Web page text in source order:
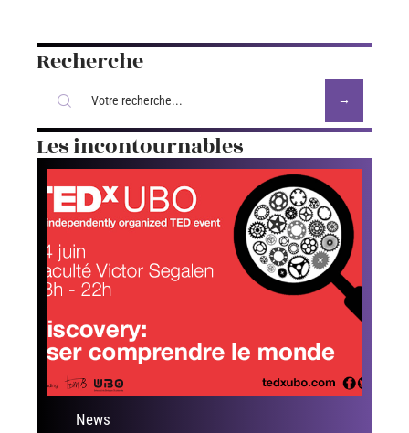
Recherche
Les incontournables
News